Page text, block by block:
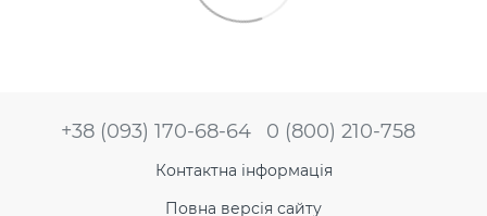
+38 (093) 170-68-64 0 (800) 210-758
Контактна інформація
Повна версія сайту